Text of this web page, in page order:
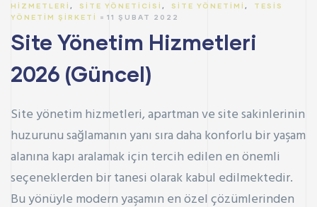
HIZMETLERI ,SITE YÖNETICISI ,SITE YÖNETIMI , TESIS
YÖNETIM ŞIRKETI
11 ŞUBAT 2022
Site Yönetim Hizmetleri
2026 (Güncel)
Site yönetim hizmetleri, apartman ve site sakinlerinin
huzurunu sağlamanın yanı sıra daha konforlu bir yaşam
alanına kapı aralamak için tercih edilen en önemli
seçeneklerden bir tanesi olarak kabul edilmektedir.
Bu yönüyle modern yaşamın en özel çözümlerinden